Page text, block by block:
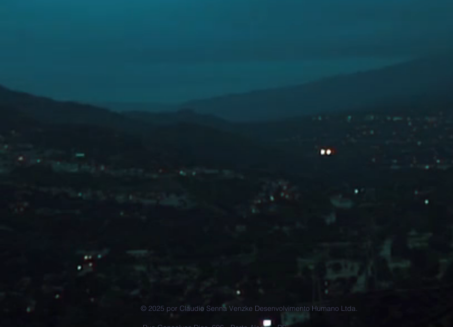
© 2025 por Claudio Senna Venzke Desenvolvimento Humano Ltda.